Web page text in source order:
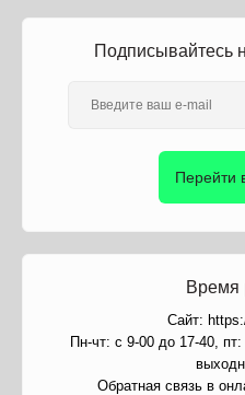
Подписывайтесь
Перейти
Время
Сайт:
Пн-чт: с 9-00 до 17-40,
Обратная связь в